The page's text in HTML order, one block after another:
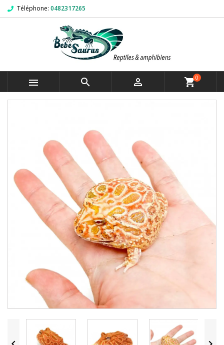
Téléphone: 0482317265
   shopping_cart0